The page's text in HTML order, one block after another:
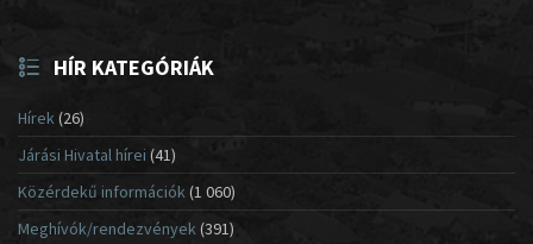
HÍR KATEGÓRIÁK
Hírek(26)
Járási Hivatal hírei (41)
Közérdekű információk(1 060)
Meghívók/rendezvények (391)